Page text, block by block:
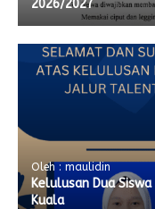
2026/2027
Oleh : maulidin
Kelulusan Dua
Kuala